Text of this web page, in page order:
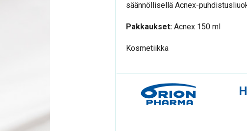
säännöllisellä Acnex-
Pakkaukset: Acnex 150 ml
Kosmetiikka